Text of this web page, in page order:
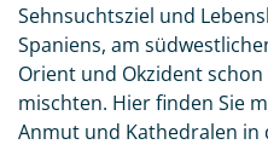
Sehnsuchtsziel und
Spaniens, am
Orient und Okzident
mischten. Hier finden Sie
Anmut und Kathedralen in